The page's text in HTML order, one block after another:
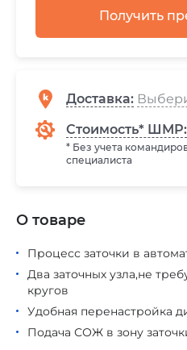
Получить
Доставка:
Стоимость* ШМР:
* Без учета
специалиста
Процесс заточки в
Два заточных узла,не
кругов
Удобная перенастройка
Подача СОЖ в зону
О товаре